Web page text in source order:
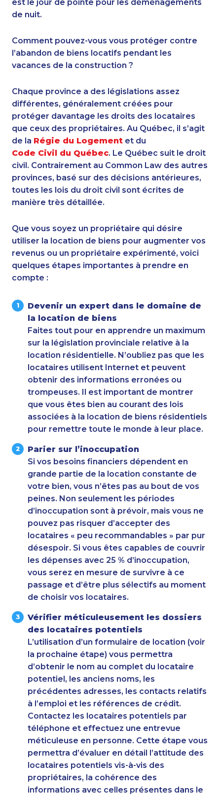
est le jour de pointe pour les déménagements
de nuit.
Comment pouvez-vous vous protéger contre
l’abandon de biens locatifs pendant les
vacances de la construction ?
Chaque province a des législations assez
différentes, généralement créées pour
protéger davantage les droits des locataires
que ceux des propriétaires. Au Québec, il s’agit
de la Régie du Logement et du
Code Civil du Québec. Le Québec suit le droit
civil. Contrairement au Common Law des autres
provinces, basé sur des décisions antérieures,
toutes les lois du droit civil sont écrites de
manière très détaillée.
Que vous soyez un propriétaire qui désire
utiliser la location de biens pour augmenter vos
revenus ou un propriétaire expérimenté, voici
quelques étapes importantes à prendre en
compte :
Devenir un expert dans le domaine de
la location de biens
Faites tout pour en apprendre un maximum
sur la législation provinciale relative à la
location résidentielle. N’oubliez pas que les
locataires utilisent Internet et peuvent
obtenir des informations erronées ou
trompeuses. Il est important de montrer
que vous êtes bien au courant des lois
associées à la location de biens résidentiels
pour remettre toute le monde à leur place.
Parier sur l’inoccupation
Si vos besoins financiers dépendent en
grande partie de la location constante de
votre bien, vous n’êtes pas au bout de vos
peines. Non seulement les périodes
d’inoccupation sont à prévoir, mais vous ne
pouvez pas risquer d’accepter des
locataires « peu recommandables » par pur
désespoir. Si vous êtes capables de couvrir
les dépenses avec 25 % d’inoccupation,
vous serez en mesure de survivre à ce
passage et d’être plus sélectifs au moment
de choisir vos locataires.
Vérifier méticuleusement les dossiers
des locataires potentiels
L’utilisation d’un formulaire de location (voir
la prochaine étape) vous permettra
d’obtenir le nom au complet du locataire
potentiel, les anciens noms, les
précédentes adresses, les contacts relatifs
à l’emploi et les références de crédit.
Contactez les locataires potentiels par
téléphone et effectuez une entrevue
méticuleuse en personne. Cette étape vous
permettra d’évaluer en détail l’attitude des
locataires potentiels vis-à-vis des
propriétaires, la cohérence des
informations avec celles présentes dans le